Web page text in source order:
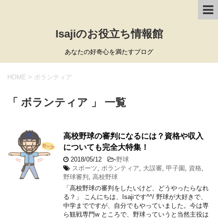
Isajiのお役立ち情報館
あなたの好奇心を満たすブログ
HOME > ボランティア
「 ボランティア 」 一覧
高校野球の審判になるには？資格や収入
についても完全大特集！
2018/05/12 -野球
スポーツ
ボランティア 大誤審 甲子園 資格
野球審判 高校野球
「高校野球の審判をしたいけど、どうやったらなれ
る？」 こんにちは、Isajiです^^/ 野球が大好きで、
中学までですが、自分でもやっていました。今は専
ら観戦専門w ところで、野球っていうと当然主役は